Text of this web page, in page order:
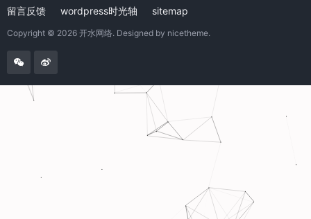
留言反馈 wordpress时光轴 sitemap
Copyright © 2026 开水网络. Designed by nicetheme.